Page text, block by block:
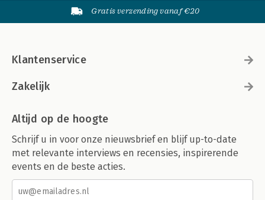
Gratis verzending vanaf €20
Klantenservice
Zakelijk
Altijd op de hoogte
Schrijf u in voor onze nieuwsbrief en blijf up-to-date
met relevante interviews en recensies, inspirerende
events en de beste acties.